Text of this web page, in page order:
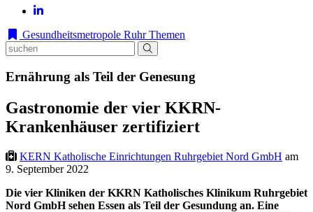
Gesundheitsmetropole Ruhr Themen
Ernährung als Teil der Genesung
Gastronomie der vier KKRN-
Krankenhäuser zertifiziert
KERN Katholische Einrichtungen Ruhrgebiet Nord GmbH am
9. September 2022
Die vier Kliniken der KKRN Katholisches Klinikum Ruhrgebiet
Nord GmbH sehen Essen als Teil der Gesundung an. Eine